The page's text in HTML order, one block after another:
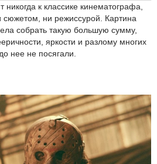
к классике кинематографа,
сюжетом, ни режиссурой. Картина
собрать такую большую сумму,
яркости и разлому многих
нее не посягали.